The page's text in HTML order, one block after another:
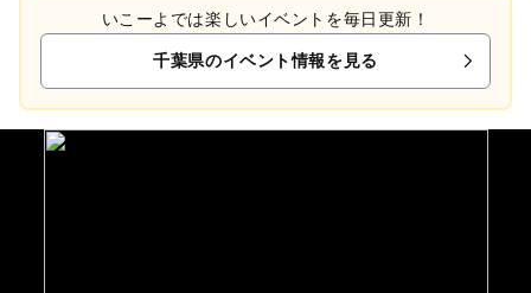
いこーよでは楽しいイベントを毎日更新！
千葉県のイベント情報を見る